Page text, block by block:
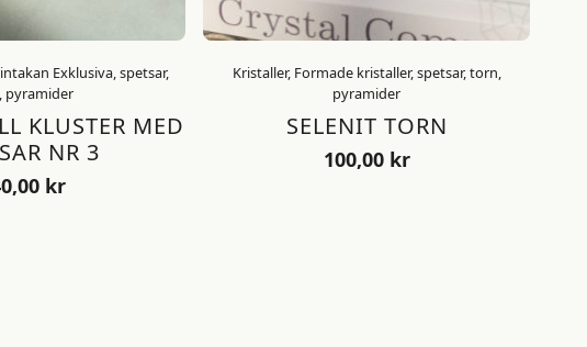
Exklusiva, spetsar,
pyramider
KLUSTER MED
NR 3
kr
Kristaller, Formade kristaller, spetsar, torn,
pyramider
SELENIT TORN
100,00 kr